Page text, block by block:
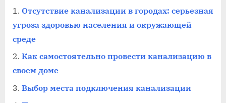
Отсутствие канализации в городах: серьезная
угроза здоровью населения и окружающей
среде
Как самостоятельно провести канализацию в
своем доме
Выбор места подключения канализации